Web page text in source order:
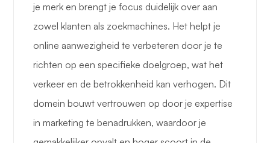
je merk en brengt je focus duidelijk over aan
zowel klanten als zoekmachines. Het helpt je
online aanwezigheid te verbeteren door je te
richten op een specifieke doelgroep, wat het
verkeer en de betrokkenheid kan verhogen. Dit
domein bouwt vertrouwen op door je expertise
in marketing te benadrukken, waardoor je